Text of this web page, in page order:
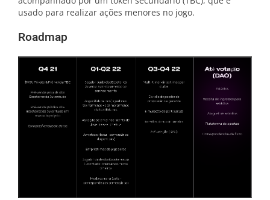
usado para realizar ações menores no jogo.
Roadmap